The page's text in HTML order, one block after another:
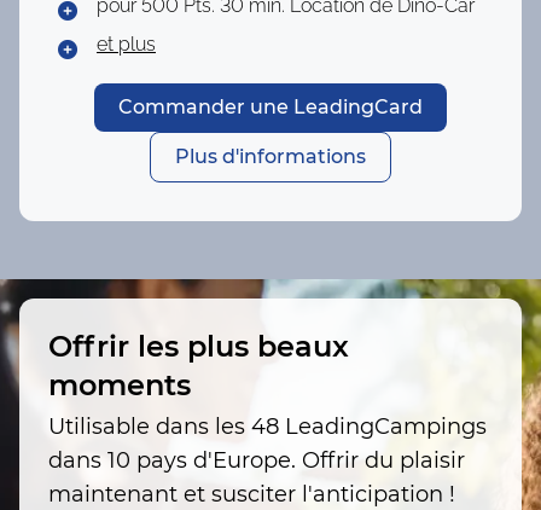
pour 500 Pts. 30 min. Location de Dino-Car
et plus
Commander une LeadingCard
Plus d'informations
Offrir les plus beaux
moments
Utilisable dans les 48 LeadingCampings
dans 10 pays d'Europe. Offrir du plaisir
maintenant et susciter l'anticipation !